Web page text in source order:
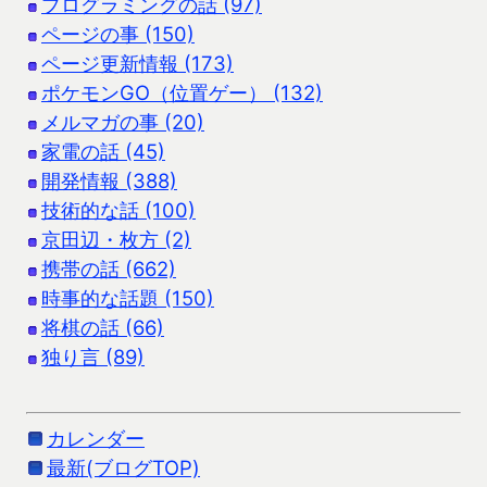
ページの事 (150)
ページ更新情報 (173)
ポケモンGO（位置ゲー） (132)
メルマガの事 (20)
家電の話 (45)
開発情報 (388)
技術的な話 (100)
京田辺・枚方 (2)
携帯の話 (662)
時事的な話題 (150)
将棋の話 (66)
独り言 (89)
カレンダー
最新(ブログTOP)